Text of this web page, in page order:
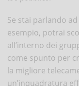
Se stai parlando
esempio, potrai
all’interno dei
come spunto per
la migliore
un’inquadratura